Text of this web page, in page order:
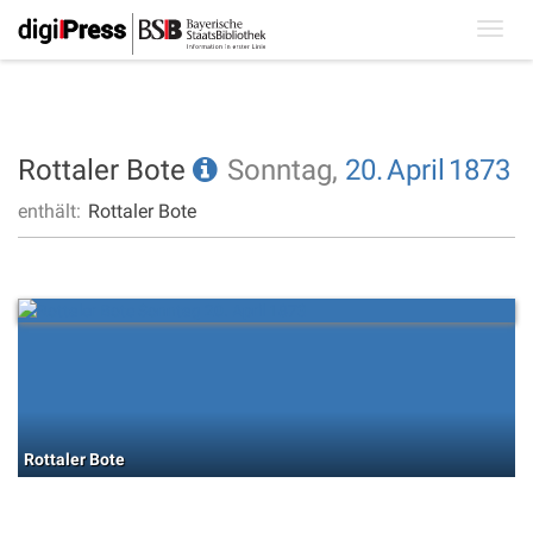
Rottaler Bote Sonntag, 20.April 1873
enthält: Rottaler Bote
Rottaler Bote